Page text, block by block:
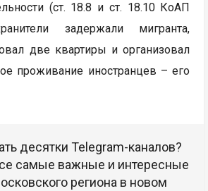
(ст. 18.8 и ст. 18.10 КоАП
задержали мигранта,
две квартиры и организовал
проживание иностранцев – его
десятки Telegram-каналов?
самые важные и интересные
региона в новом